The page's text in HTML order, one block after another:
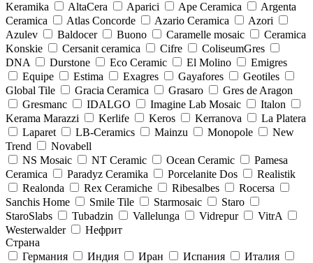
Keramika
AltaCera Aparici Ape Ceramica
Argenta
Ceramica
Atlas Concorde Azario Ceramica
Azori
Azulev
Baldocer Buono Caramelle mosaic
Ceramica
Konskie
Cersanit ceramica Cifre
ColiseumGres
DNA
Durstone Eco Ceramic El Molino
Emigres
Equipe
Estima Exagres Gayafores
Geotiles
Global Tile
Gracia Ceramica Grasaro
Gres de Aragon
Gresmanc
IDALGO Imagine Lab Mosaic
Italon
Kerama Marazzi
Kerlife Keros Kerranova
La Platera
Laparet
LB-Ceramics Mainzu Monopole
New
Trend
Novabell
NS Mosaic
NT Ceramic Ocean Ceramic
Pamesa
Ceramica
Paradyz Сeramika Porcelanite Dos
Realistik
Realonda
Rex Ceramiche Ribesalbes
Rocersa
Sanchis Home
Smile Tile Starmosaic
Staro
StaroSlabs
Tubadzin Vallelunga Vidrepur
VitrA
Westerwalder
Нефрит
Страна
Германия
Индия Иран Испания
Италия